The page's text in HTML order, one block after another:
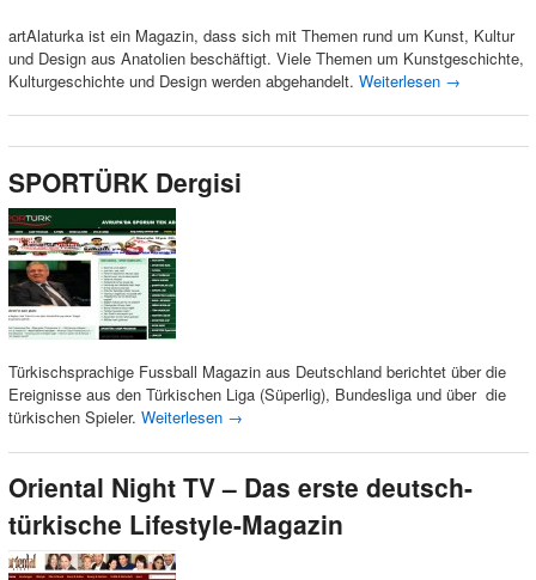
artAlaturka ist ein Magazin, dass sich mit Themen rund um Kunst, Kultur
und Design aus Anatolien beschäftigt. Viele Themen um Kunstgeschichte,
Kulturgeschichte und Design werden abgehandelt. Weiterlesen →
SPORTÜRK Dergisi
Türkischsprachige Fussball Magazin aus Deutschland berichtet über die
Ereignisse aus den Türkischen Liga (Süperlig), Bundesliga und über die
türkischen Spieler. Weiterlesen →
Oriental Night TV – Das erste deutsch-
türkische Lifestyle-Magazin